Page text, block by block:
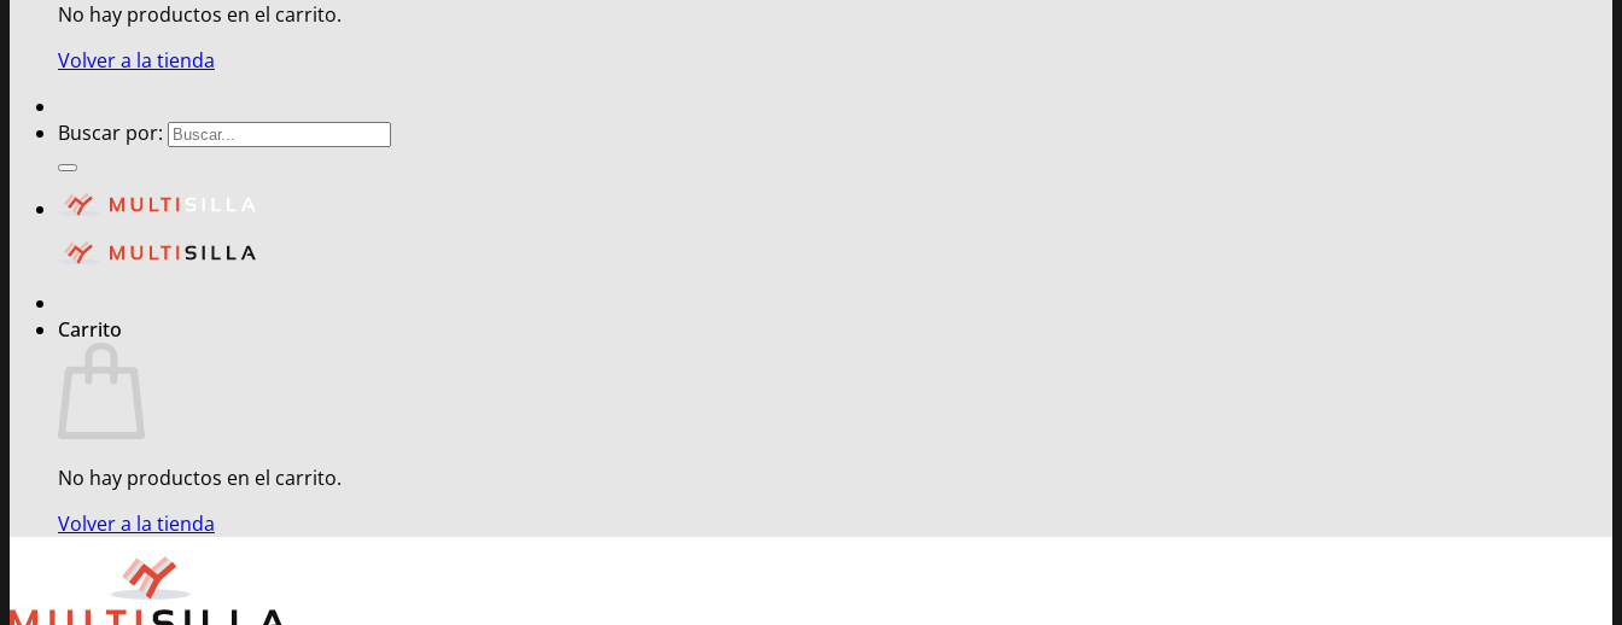
No hay productos en el carrito.
Volver a la tienda
Buscar por:
Carrito
No hay productos en el carrito.
Volver a la tienda